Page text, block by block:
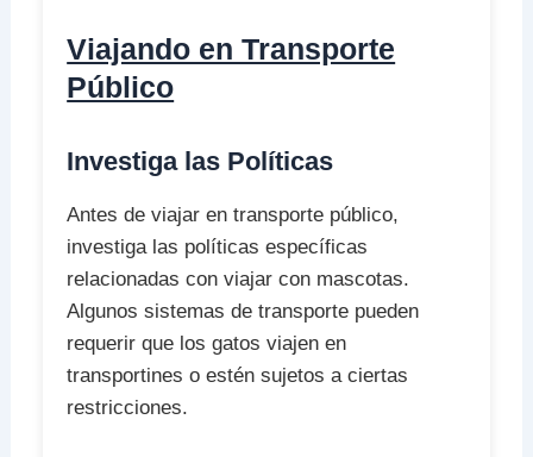
Viajando en Transporte
Público
Investiga las Políticas
Antes de viajar en transporte público,
investiga las políticas específicas
relacionadas con viajar con mascotas.
Algunos sistemas de transporte pueden
requerir que los gatos viajen en
transportines o estén sujetos a ciertas
restricciones.